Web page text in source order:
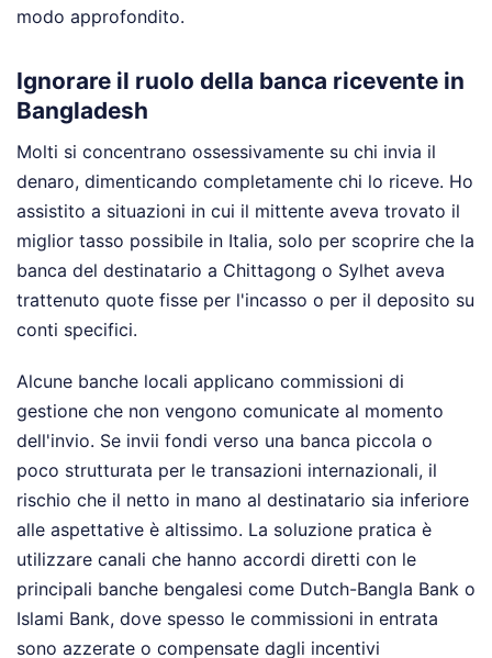
modo approfondito.
Ignorare il ruolo della banca ricevente in
Bangladesh
Molti si concentrano ossessivamente su chi invia il
denaro, dimenticando completamente chi lo riceve. Ho
assistito a situazioni in cui il mittente aveva trovato il
miglior tasso possibile in Italia, solo per scoprire che la
banca del destinatario a Chittagong o Sylhet aveva
trattenuto quote fisse per l'incasso o per il deposito su
conti specifici.
Alcune banche locali applicano commissioni di
gestione che non vengono comunicate al momento
dell'invio. Se invii fondi verso una banca piccola o
poco strutturata per le transazioni internazionali, il
rischio che il netto in mano al destinatario sia inferiore
alle aspettative è altissimo. La soluzione pratica è
utilizzare canali che hanno accordi diretti con le
principali banche bengalesi come Dutch-Bangla Bank o
Islami Bank, dove spesso le commissioni in entrata
sono azzerate o compensate dagli incentivi